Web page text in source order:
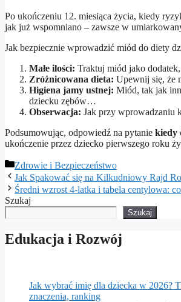
Po ukończeniu 12. miesiąca życia, kiedy
jak już wspomniano – zawsze w
Jak bezpiecznie wprowadzić miód do diety
Małe ilości: Traktuj miód jako
Zróżnicowana dieta: Upewnij się, że
Higiena jamy ustnej: Miód, tak jak
dziecku zębów…
Obserwacja: Jak przy wprowadzaniu
Podsumowując, odpowiedź na pytanie kiedy
ukończenie przez dziecko pierwszego roku
Kategorie
Zdrowie i Bezpieczeństwo
Jak Spakować się na Kilkudniowy Rajd
Średni wzrost 4-latka i tabela centylowa:
Szukaj
Szukaj
Edukacja i Rozwój
Jak wybrać imię dla dziecka w 2026?
znaczenia, ranking